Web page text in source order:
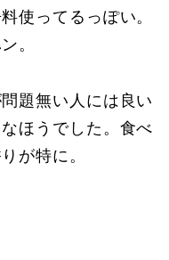
使ってるっぽい。
。
題無い人には良い
ほうでした。食べ
が特に。